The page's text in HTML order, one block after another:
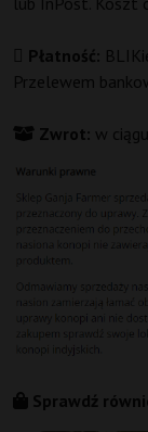
Płatność:
Przelewem
Zwrot: w
Sprawdź